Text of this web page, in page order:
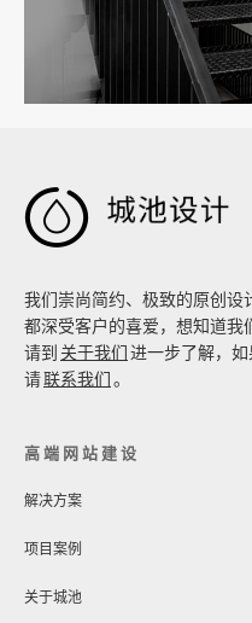
工厂短视频拍摄后，怎样

我们崇尚简约、极致的原创设
都深受客户的喜爱，想知道我
请到 关于我们进一步了解，如
请联系我们。
高端网站建设
解决方案
项目案例
关于城池